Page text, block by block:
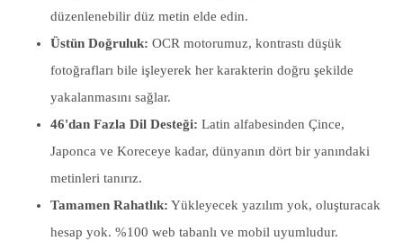
düzenlenebilir düz metin elde edin.
Üstün Doğruluk: OCR motorumuz, kontrastı düşük
fotoğrafları bile işleyerek her karakterin doğru şekilde
yakalanmasını sağlar.
46'dan Fazla Dil Desteği: Latin alfabesinden Çince,
Japonca ve Koreceye kadar, dünyanın dört bir yanındaki
metinleri tanırız.
Tamamen Rahatlık: Yükleyecek yazılım yok, oluşturacak
hesap yok. %100 web tabanlı ve mobil uyumludur.